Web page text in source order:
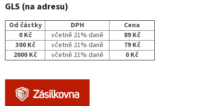
GLS (na adresu)
Od částky DPH
Cena
0 Kč
včetně 21% daně
89 Kč
300 Kč
včetně 21% daně
79 Kč
2000 Kč
včetně 21% daně 0 Kč